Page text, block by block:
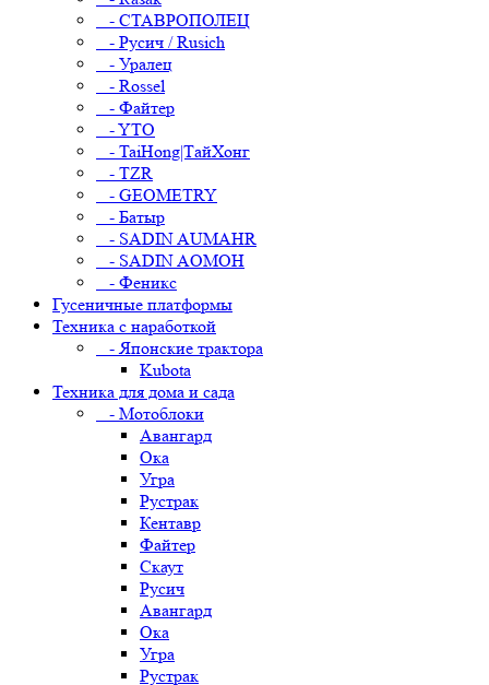
- СТАВРОПОЛЕЦ
- Русич / Rusich
- Уралец
- Rossel
- Файтер
- YTO
- TaiHong|ТайХонг
- TZR
- GEOMETRY
- Батыр
- SADIN AUMAHR
- SADIN AOMOH
- Феникс
Гусеничные платформы
Техника с наработкой
- Японские трактора
Kubota
Техника для дома и сада
- Мотоблоки
Авангард
Ока
Угра
Рустрак
Кентавр
Файтер
Скаут
Русич
Авангард
Ока
Угра
Рустрак